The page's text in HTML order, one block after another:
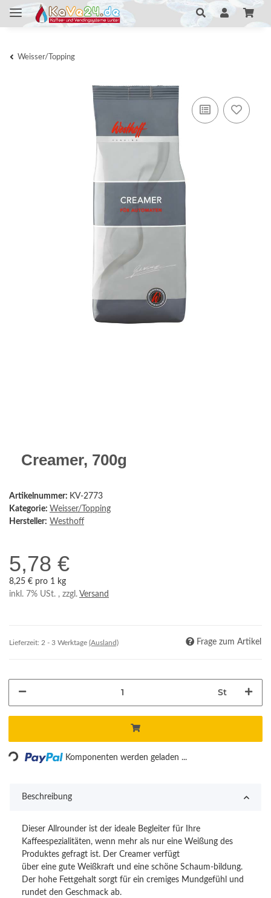
Weisser/Topping
Creamer, 700g
Artikelnummer: KV-2773
Kategorie: Weisser/Topping
Hersteller: Westhoff
5,78 €
8,25 € pro 1 kg
inkl. 7% USt. , zzgl. Versand
Lieferzeit: 2 - 3 Werktage (Ausland) Frage zum Artikel
St
Loading... Komponenten werden geladen ...
Beschreibung
Dieser Allrounder ist der ideale Begleiter für Ihre
Kaffeespezialitäten, wenn mehr als nur eine Weißung des
Produktes gefragt ist. Der Creamer verfügt
über eine gute Weißkraft und eine schöne Schaum-bildung.
Der hohe Fettgehalt sorgt für ein cremiges Mundgefühl und
rundet den Geschmack ab.